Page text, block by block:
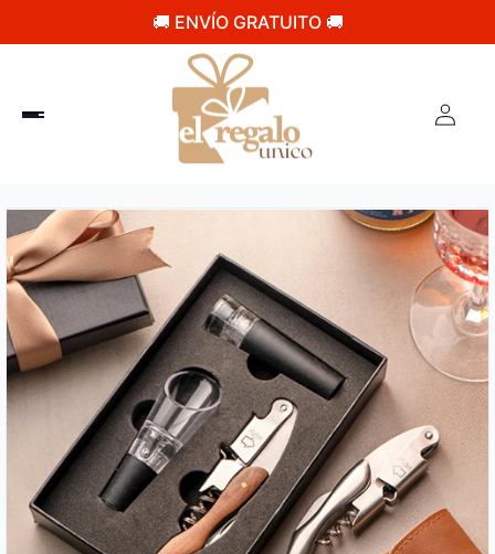
🚚 ENVÍO GRATUITO 🚚